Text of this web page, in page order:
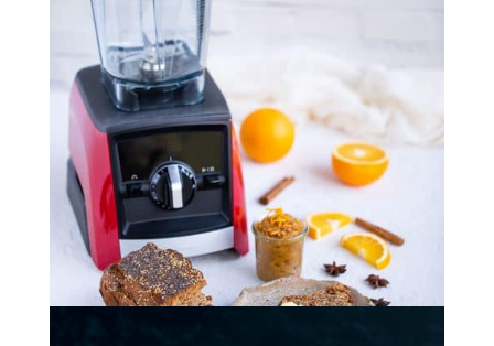
Pan de Especias: receta y SORTEO (Vitamix)
Esta adaptación saludable del tradicional pan de
especias llega para hacerte más feliz, ¡sobre
todo si ganas el sorteo de esta Vitamix!